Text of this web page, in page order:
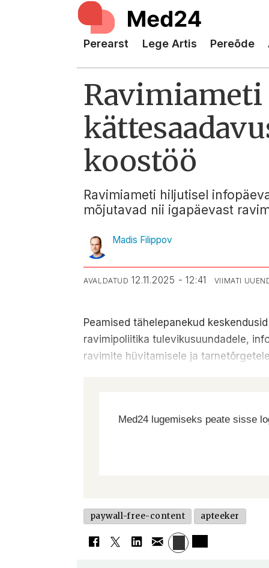
Perearst Lege Artis Pereõde
koostöö
Ravimiameti hiljutisel
mõjutavad nii igapäevast
Madis Filippov
AVALDATUD 12.11.2025 - 12:41 VIIMATI
Peamised tähelepanekud
ravimipoliitika tulevikusuundadele,
ravimite hüvitamisele ja
Med24 lugemiseks peate sisse
paywall-free-content apteeker